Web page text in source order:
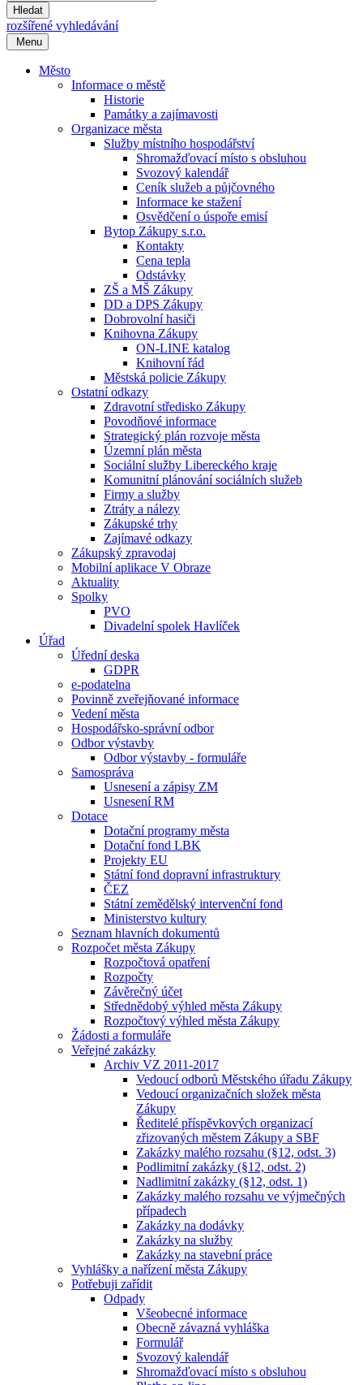
Hledat
rozšířené vyhledávání
Menu
Město
Informace o městě
Historie
Památky a zajímavosti
Organizace města
Služby místního hospodářství
Shromažďovací místo s obsluhou
Svozový kalendář
Ceník služeb a půjčovného
Informace ke stažení
Osvědčení o úspoře emisí
Bytop Zákupy s.r.o.
Kontakty
Cena tepla
Odstávky
ZŠ a MŠ Zákupy
DD a DPS Zákupy
Dobrovolní hasiči
Knihovna Zákupy
ON-LINE katalog
Knihovní řád
Městská policie Zákupy
Ostatní odkazy
Zdravotní středisko Zákupy
Povodňové informace
Strategický plán rozvoje města
Územní plán města
Sociální služby Libereckého kraje
Komunitní plánování sociálních služeb
Firmy a služby
Ztráty a nálezy
Zákupské trhy
Zajímavé odkazy
Zákupský zpravodaj
Mobilní aplikace V Obraze
Aktuality
Spolky
PVO
Divadelní spolek Havlíček
Úřad
Úřední deska
GDPR
e-podatelna
Povinně zveřejňované informace
Vedení města
Hospodářsko-správní odbor
Odbor výstavby
Odbor výstavby - formuláře
Samospráva
Usnesení a zápisy ZM
Usnesení RM
Dotace
Dotační programy města
Dotační fond LBK
Projekty EU
Státní fond dopravní infrastruktury
ČEZ
Státní zemědělský intervenční fond
Ministerstvo kultury
Seznam hlavních dokumentů
Rozpočet města Zákupy
Rozpočtová opatření
Rozpočty
Závěrečný účet
Střednědobý výhled města Zákupy
Rozpočtový výhled města Zákupy
Žádosti a formuláře
Veřejné zakázky
Archiv VZ 2011-2017
Vedoucí odborů Městského úřadu Zákupy
Vedoucí organizačních složek města
Zákupy
Ředitelé příspěvkových organizací
zřizovaných městem Zákupy a SBF
Zakázky malého rozsahu (§12, odst. 3)
Podlimitní zakázky (§12, odst. 2)
Nadlimitní zakázky (§12, odst. 1)
Zakázky malého rozsahu ve výjmečných
případech
Zakázky na dodávky
Zakázky na služby
Zakázky na stavební práce
Vyhlášky a nařízení města Zákupy
Potřebuji zařídit
Odpady
Všeobecné informace
Obecně závazná vyhláška
Formulář
Svozový kalendář
Shromažďovací místo s obsluhou